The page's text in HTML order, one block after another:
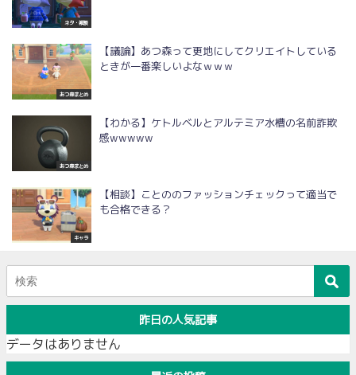
ネタ・雑談
あつ森まとめ
【議論】あつ森って更地にしてクリエイトしている
ときが一番楽しいよなｗｗｗ
あつ森まとめ
【わかる】ケトルベルとアルテミア水槽の名前詐欺
感wwwww
キャラ
【相談】ことののファッションチェックって適当で
も合格できる？
昨日の人気記事
データはありません